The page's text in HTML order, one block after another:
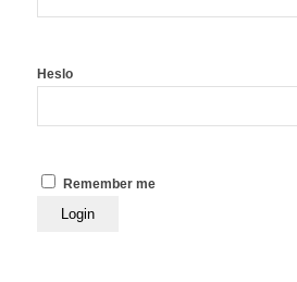
Heslo
Remember me